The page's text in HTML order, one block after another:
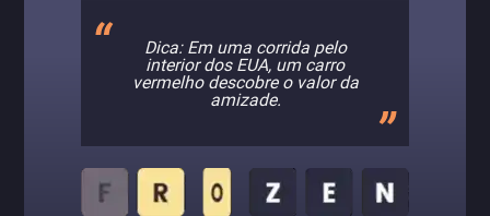
Dica: Em uma corrida pelo
interior dos EUA, um carro
vermelho descobre o valor da
amizade.